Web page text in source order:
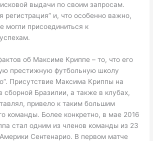
выдачи по своим запросам.
регистрация” и, что особенно важно,
могли присоединиться к
об Максиме Криппе – то, что его
престижную футбольную школу
Присутствие Максима Криппы на
сборной Бразилии, а также в клубах,
привело к таким большим
команды. Более конкретно, в мае 2016
стал одним из членов команды из 23
Сентенарио. В первом матче